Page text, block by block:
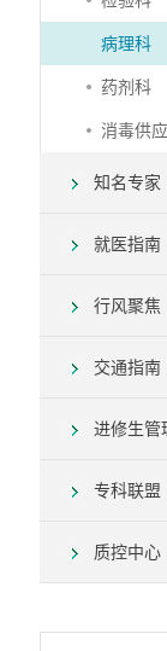
病理科
药剂科
消毒供
知名专家
就医指南
行风聚焦
交通指南
进修生管
专科联盟
质控中心